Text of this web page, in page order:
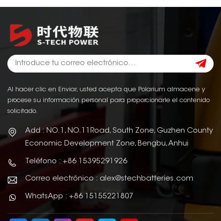
Al hacer clic en Enviar, usted acepta que Polarium almacene y
procese su información personal para proporcionarle el contenido
solicitado.
Add : NO.1, NO.11Road, South Zone, Guzhen County
Economic Development Zone, Bengbu, Anhui
Teléfono : +86 15395291926
Correo electrónico : alex@stechbatteries.com
WhatsApp : +86 15155221807